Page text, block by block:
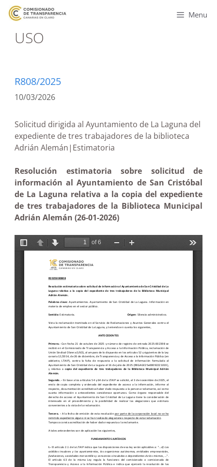
Menu
USO
R808/2025
10/03/2026
Solicitud dirigida al Ayuntamiento de La Laguna del
expediente de tres trabajadores de la biblioteca
Adrián Alemán|Estimatoria
Resolución estimatoria sobre solicitud de
información al Ayuntamiento de San Cristóbal
de La Laguna relativa a la copia del expediente
de tres trabajadores de la Biblioteca Municipal
Adrián Alemán (26-01-2026)